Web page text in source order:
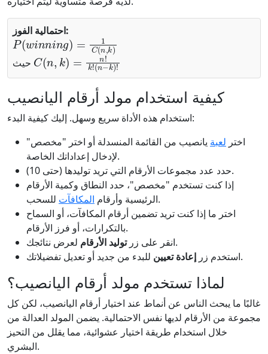
احتمالية الفوز: P(wnning) ,
C(n,k)=n (n−k)
كيفية استخدام مولد أرقام اليانصيب
استخدام هذه الأداة سريع وسهل. إليك كيفية البدء:
اختر لعبة يانصيب من القائمة المنسدلة أو اختر "مخصص"
لإدخال إعداداتك الخاصة.
حدد عدد مجموعات الأرقام التي تريد توليدها (حتى 10).
إذا كنت تستخدم "مخصص"، حدد النطاق وكمية الأرقام
الرئيسية وأرقام المكافآت
للسحب.
اختر ما إذا كنت تريد تضمين أرقام المكافآت، أو السماح
بالتكرارات، أو فرز الأرقام.
انقر على زرتوليد الأرقام
لعرض نتائجك.
استخدم زر إعادة تعيين للبدء من جديد أو تعديل تفضيلاتك.
لماذا تستخدم مولد أرقام اليانصيب؟
غالبًا ما يبحث الناس عن أنماط عند اختيار أرقام اليانصيب، لكن كل
مجموعة من الأرقام لديها نفس الاحتمالية. يضمن المولد العدالة من
خلال استخدام طريقة اختيار عشوائية، مما يقلل من التحيز
البشري.